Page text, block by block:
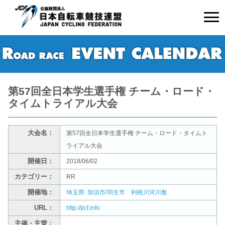
第57回全日本学生選手権 チーム・ロード・
タイムトライアル大会
大会名：
第57回全日本学生選手権 チーム・ロード・タイムト
ライアル大会
開催日： 2018/06/02
カテゴリー： RR
開催地： 埼玉県･加須市/羽生市 利根川河川敷
URL： http://jicf.info
主催・主管：